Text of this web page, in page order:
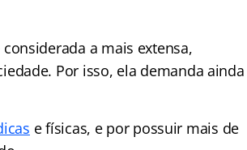
a mais extensa,
Por isso, ela demanda ainda
e físicas, e por possuir mais de